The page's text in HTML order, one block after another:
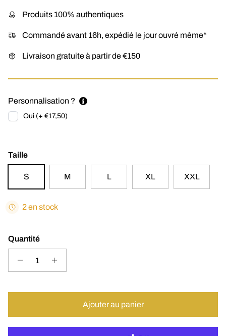
Produits 100% authentiques
Commandé avant 16h, expédié le jour ouvré même*
Livraison gratuite à partir de €150
Personnalisation ?
Oui (+ €17,50)
Taille
S M L XL XXL
2 en stock
Quantité
Ajouter au panier